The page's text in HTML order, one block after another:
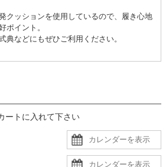
クッションを使用しているので、履き心地
ポイント。
典などにもぜひご利用ください。
ートに入れて下さい